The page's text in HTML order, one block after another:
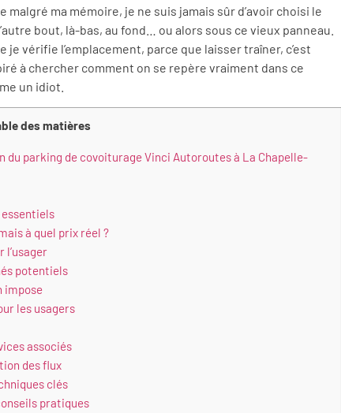
ma mémoire, je ne suis jamais sûr d’avoir choisi le
bout, là-bas, au fond… ou alors sous ce vieux panneau.
je vérifie l’emplacement, parce que laisser traîner, c’est
à chercher comment on se repère vraiment dans ce
un idiot.
des matières
parking de covoiturage Vinci Autoroutes à La Chapelle-
à quel prix réel ?
potentiels
impose
les usagers
associés
des flux
clés
pratiques